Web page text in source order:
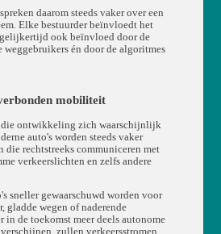
daarom steeds vaker over een
Elke bestuurder beïnvloedt het
ook beïnvloed door de
weggebruikers én door de algoritmes
mobiliteit
die ontwikkeling zich waarschijnlijk
auto's worden steeds vaker
die rechtstreeks communiceren met
verkeerslichten en zelfs andere
sneller gewaarschuwd worden voor
gladde wegen of naderende
in de toekomst meer deels autonome